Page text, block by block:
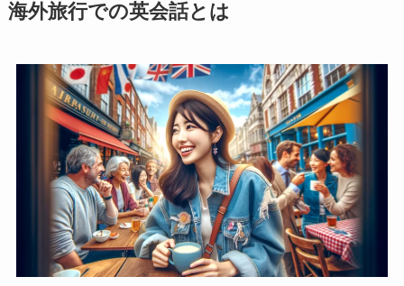
海外旅行での英会話とは